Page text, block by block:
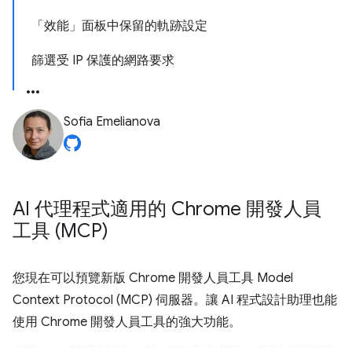
「效能」面板中保留的軌跡設定
篩選受 IP 保護的網路要求
Sofia Emelianova
AI 代理程式適用的 Chrome 開發人員
工具 (MCP)
您現在可以預覽新版 Chrome 開發人員工具 Model
Context Protocol (MCP) 伺服器。讓 AI 程式設計助理也能
使用 Chrome 開發人員工具的強大功能。